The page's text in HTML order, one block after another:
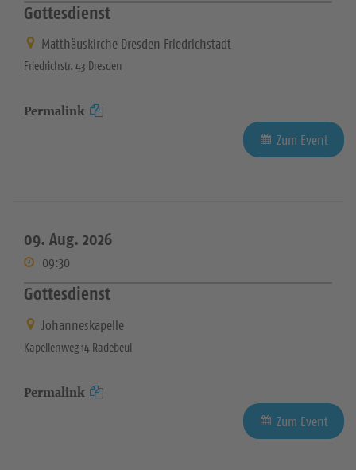
Gottesdienst
Matthäuskirche Dresden Friedrichstadt
Friedrichstr. 43 Dresden
Permalink
Zum Event
09. Aug. 2026
09:30
Gottesdienst
Johanneskapelle
Kapellenweg 14 Radebeul
Permalink
Zum Event